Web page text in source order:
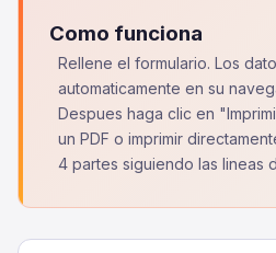
Como funciona
Rellene el formulario. Los
automaticamente en su
Despues haga clic en
un PDF o imprimir
4 partes siguiendo las lineas